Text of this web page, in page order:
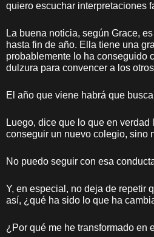
quiero escuchar interpretaciones
La buena noticia, según Grace,
hasta fin de año. Ella tiene una
probablemente lo ha conseguido
dulzura para convencer a los
El año que viene habrá que
Luego, dice que lo que en verdad
conseguir un nuevo colegio, sino
No puedo seguir con esa
Y, en especial, no deja de repetir
así, ¿qué ha sido lo que ha
¿Por qué me he transformado en